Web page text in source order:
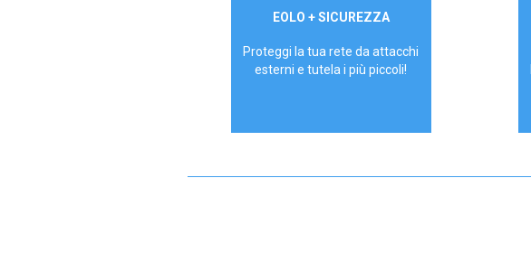
29,90€/mese
EOLO + SICUREZZA
Proteggi la tua rete da attacchi
esterni e tutela i più piccoli!